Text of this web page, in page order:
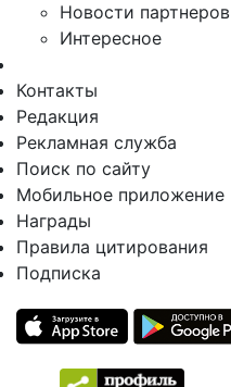
Новости партнеров
Интересное
Контакты
Редакция
Рекламная служба
Поиск по сайту
Мобильное приложение
Награды
Правила цитирования
Подписка